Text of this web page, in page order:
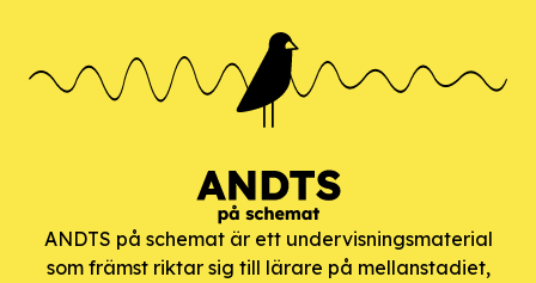
ANDTS på schemat är ett undervisningsmaterial
som främst riktar sig till lärare på mellanstadiet,